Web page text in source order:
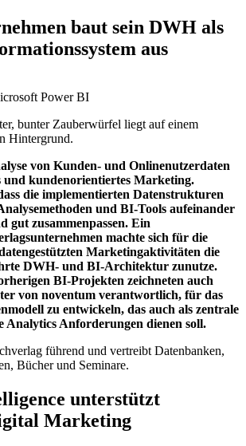
baut sein DWH als
aus
Power BI
von Kunden- und Onlinenutzerdaten
und kundenorientiertes Marketing.
die implementierten Datenstrukturen
und BI-Tools aufeinander
gut zusammenpassen. Ein
machte sich für die
Marketingaktivitäten die
DWH- und BI-Architektur zunutze.
BI-Projekten zeichneten auch
von noventum verantwortlich, für das
zu entwickeln, das auch als zentrale
Analytics Anforderungen dienen soll.
führend und vertreibt Datenbanken,
Bücher und Seminare.
unterstützt
Marketing